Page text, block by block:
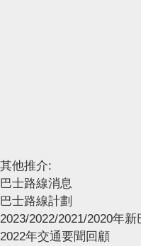
其他推介:
巴士路線消息
巴士路線計劃
2023/2022/2021/2020年
2022年交通要聞回顧